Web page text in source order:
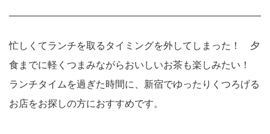
忙しくてランチを取るタイミングを外してしまった！ 夕
食までに軽くつまみながらおいしいお茶も楽しみたい！
ランチタイムを過ぎた時間に、新宿でゆったりくつろげる
お店をお探しの方におすすめです。